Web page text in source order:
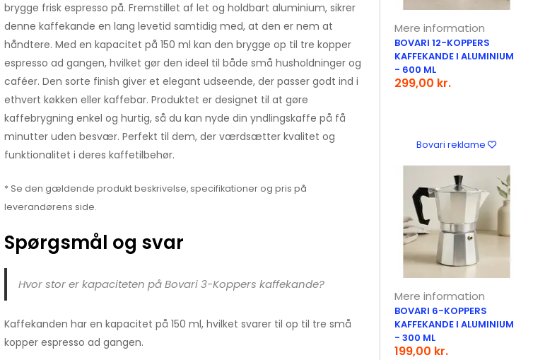
brygge frisk espresso på. Fremstillet af let og holdbart aluminium, sikrer
denne kaffekande en lang levetid samtidig med, at den er nem at
håndtere. Med en kapacitet på 150 ml kan den brygge op til tre kopper
espresso ad gangen, hvilket gør den ideel til både små husholdninger og
caféer. Den sorte finish giver et elegant udseende, der passer godt ind i
ethvert køkken eller kaffebar. Produktet er designet til at gøre
kaffebrygning enkel og hurtig, så du kan nyde din yndlingskaffe på få
minutter uden besvær. Perfekt til dem, der værdsætter kvalitet og
funktionalitet i deres kaffetilbehør.
* Se den gældende produkt beskrivelse, specifikationer og pris på
leverandørens side.
Spørgsmål og svar
Hvor stor er kapaciteten på Bovari 3-Koppers kaffekande?
Kaffekanden har en kapacitet på 150 ml, hvilket svarer til op til tre små
kopper espresso ad gangen.
Mere information
BOVARI 12-KOPPERS
KAFFEKANDE I ALUMINIUM
- 600 ML
299,00 kr.
Bovari reklame
Mere information
BOVARI 6-KOPPERS
KAFFEKANDE I ALUMINIUM
- 300 ML
199,00 kr.